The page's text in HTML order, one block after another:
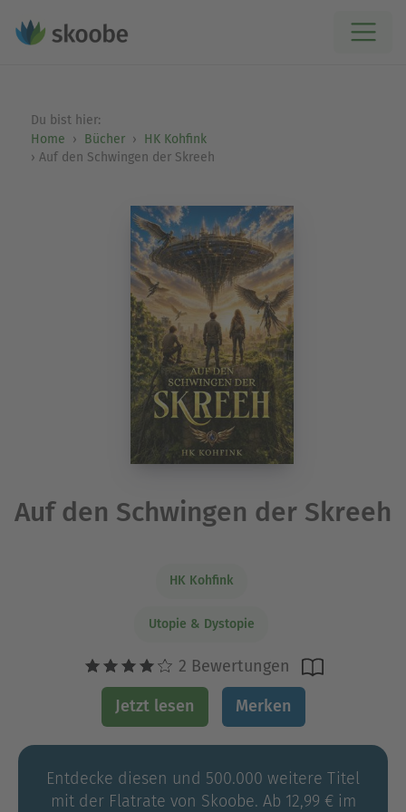
Du bist hier:
Home
Bücher
HK Kohfink
Auf den Schwingen der Skreeh
Auf den Schwingen der Skreeh
HK Kohfink
Utopie & Dystopie
2 Bewertungen
Jetzt lesen Merken
Entdecke diesen und 500.000 weitere Titel
mit der Flatrate von Skoobe. Ab 12,99 € im